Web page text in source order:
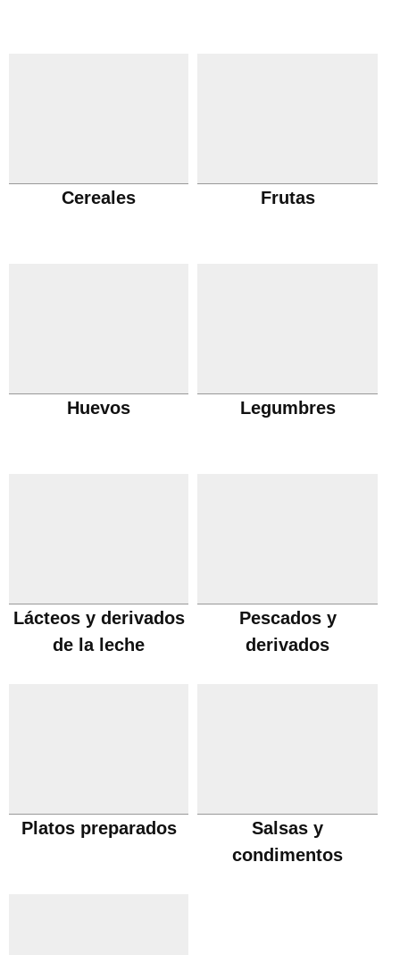
Cereales Frutas
Huevos Legumbres
Lácteos y derivados
de la leche
Pescados y
derivados
Platos preparados
Salsas y
condimentos